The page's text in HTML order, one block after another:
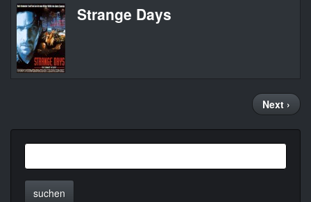
Strange Days
Nächste
Seite
Next ›
suchen